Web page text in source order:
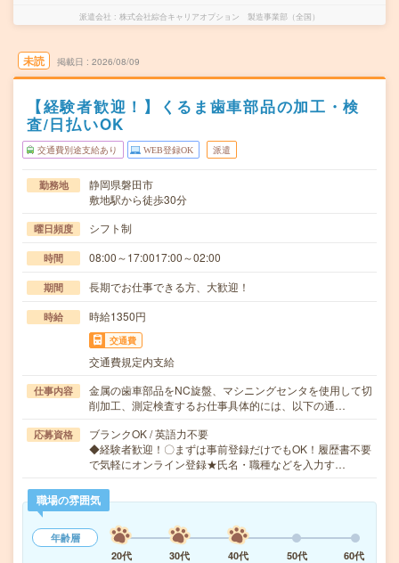
派遣会社 株式会社綜合キャリアオプション 製造事業部（全国）
未読 掲載日 2026/08/09
【経験者歓迎！】くるま歯車部品の加工・検
査/日払いOK
交通費別途支給あり WEB登録OK 派遣
勤務地
静岡県磐田市
敷地駅から徒歩30分
曜日頻度 シフト制
時間 08:00～17:0017:00～02:00
期間 長期でお仕事できる方、大歓迎！
時給 時給1350円
交通費
交通費規定内支給
仕事内容
金属の歯車部品をNC旋盤、マシニングセンタを使用して切
削加工、測定検査するお仕事具体的には、以下の通…
応募資格
ブランクOK / 英語力不要
◆経験者歓迎！〇まずは事前登録だけでもOK！履歴書不要
で気軽にオンライン登録★氏名・職種などを入力す…
職場の雰囲気
年齢層
20代
30代 40代 50代 60代